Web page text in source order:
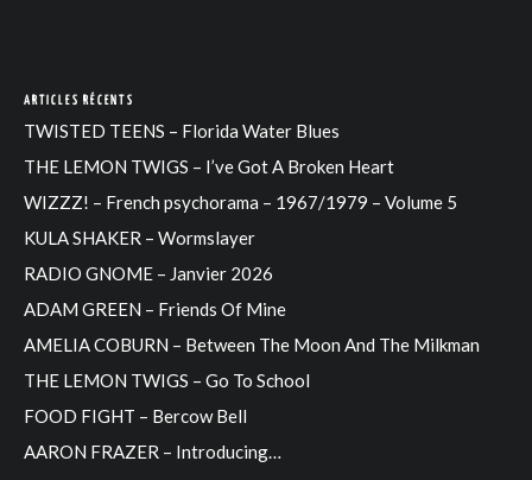
ARTICLES RÉCENTS
TWISTED TEENS – Florida Water Blues
THE LEMON TWIGS – I’ve Got A Broken Heart
WIZZZ! – French psychorama – 1967/1979 – Volume 5
KULA SHAKER – Wormslayer
RADIO GNOME – Janvier 2026
ADAM GREEN – Friends Of Mine
AMELIA COBURN – Between The Moon And The Milkman
THE LEMON TWIGS – Go To School
FOOD FIGHT – Bercow Bell
AARON FRAZER – Introducing…